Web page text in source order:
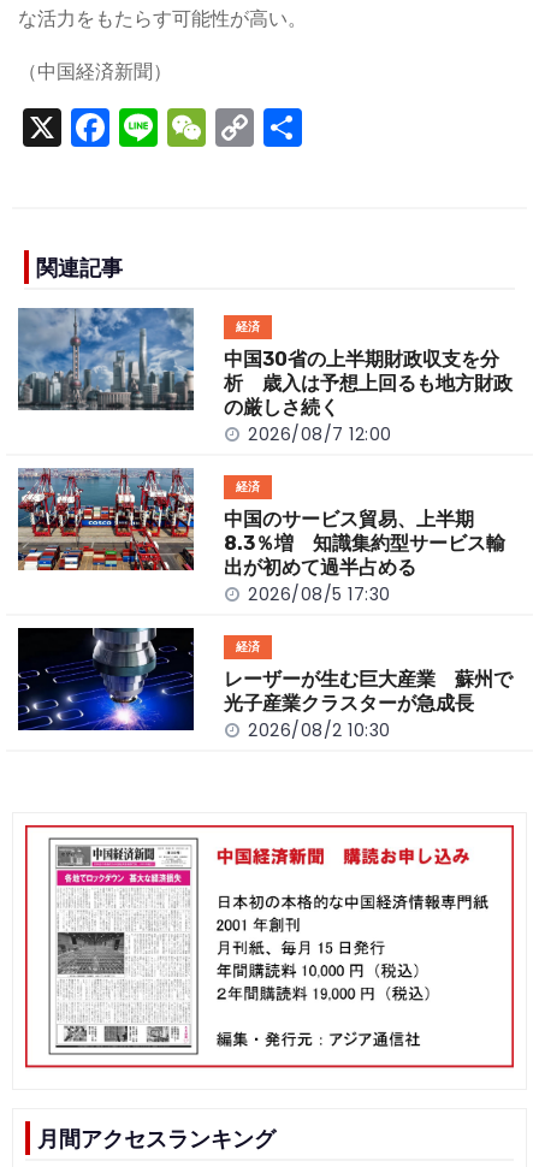
な活力をもたらす可能性が高い。
（中国経済新聞）
X F
a
e
b
o
o
k
Li
n
W
e
C
o
n
k
関連記事
経済
中国30省の上半期財政収支を分
析 歳入は予想上回るも地方財政
の厳しさ続く
2026/08/7 12:00
経済
中国のサービス貿易、上半期
8.3％増 知識集約型サービス輸
出が初めて過半占める
2026/08/5 17:30
経済
レーザーが生む巨大産業 蘇州で
光子産業クラスターが急成長
2026/08/2 10:30
月間アクセスランキング